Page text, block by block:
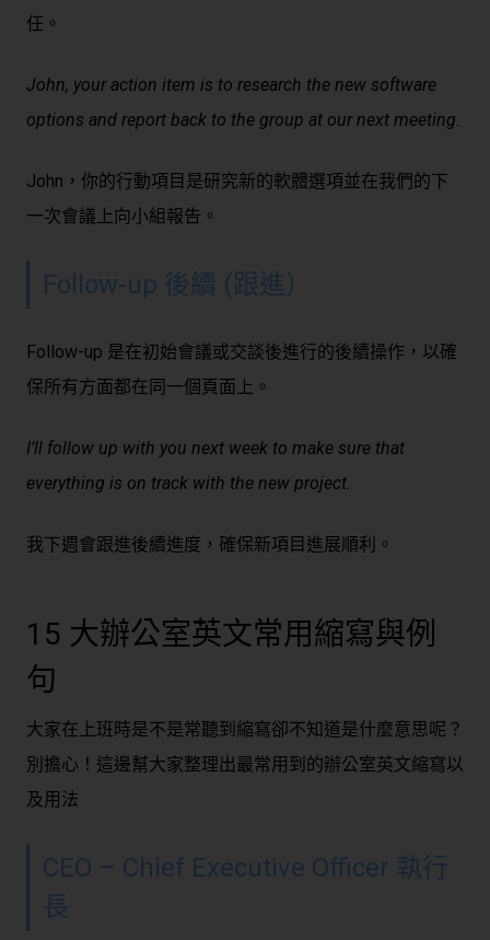
任。
John, your action item is to research the new software
options and report back to the group at our next meeting.
John，你的行動項目是研究新的軟體選項並在我們的下
一次會議上向小組報告。
Follow-up 後續 (跟進）
Follow-up 是在初始會議或交談後進行的後續操作，以確
保所有方面都在同一個頁面上。
I’ll follow up with you next week to make sure that
everything is on track with the new project.
我下週會跟進後續進度，確保新項目進展順利。
15 大辦公室英文常用縮寫與例
句
大家在上班時是不是常聽到縮寫卻不知道是什麼意思呢？
別擔心！這邊幫大家整理出最常用到的辦公室英文縮寫以
及用法
CEO – Chief Executive Officer 執行
長